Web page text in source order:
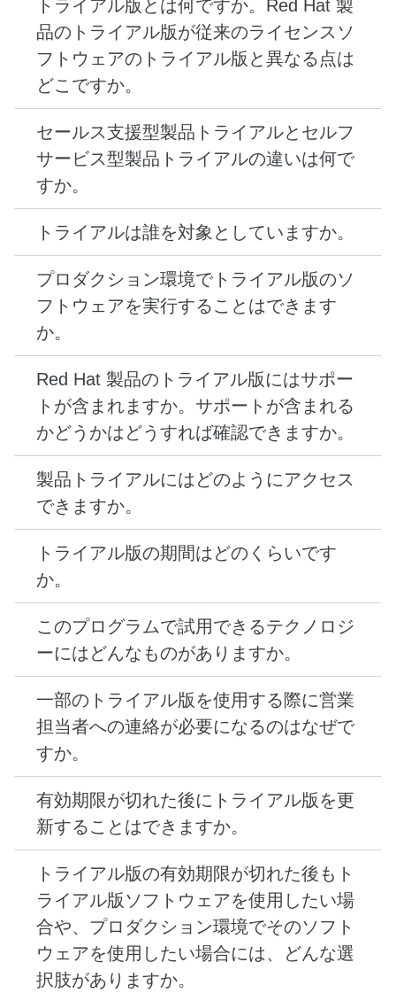
Red Hat® 製品のトライアル版では、Red Hat サブ
スクリプションが提供するすべてのメリットを享受
できます。Red Hat 製品のトライアル版に含まれる
のは、最新のコードへのアクセスだけではありま
せん。ソフトウェアの全バージョンと、パッチや
その他のソフトウェアアップデート、そして受賞
歴のあるRed Hat カスタマーポータルへのアクセ
スがそれぞれ含まれます。
セールス支援型製品トライアルとは、Red Hat の
営業チームが新規または既存のお客様に代わって
リクエストするものです。
セルフサービス型製品トライアルは、お客様が
Red Hat 製品トライアルセンター
します。
製品トライアルについて詳しくは、セールス支援
型、セルフサービス型ともにRed Hat セールスに
お問い合わせください。
どなたでも製品トライアルをご利用いただけます。
ただし、トライアルをご利用いただくためには、
他の製品のサブスクリプション、管理者アクセス、
またはその他の前提条件が必要な場合もあります。
トライアルの具体的な要件についてメインオファ
ーページをご覧いただくか、製品の詳細について
Red Hat セールス担当者にお問い合わせくださ
い。
トライアル版はプロダクション環境向けではあり
ません。プロダクション環境でトライアル版を使
用することは、トライアル版の利用規約に違反し
ます。
製品によって、一定レベルのサポートが含まれる場
合と、セルフサポート (サポート対象外) となる場
合があります。トライアル版のサポートレベルを確
認する方法はいくつかあります。
トライアル版の名前 (60 日間の Ansible
Automation Platform 製品トライアル、セルフ
サポート型など)。これは、トライアル版が開始
されるときに送られるウェルカムメールに記載
されています。
Red Hat カスタマーポータルの
サブスクリプシ
ョンページで確認する。
[My Trials] ページで製品名にカーソルを合わせ
て確認する。
営業またはカスタマーサービスに連絡する。
セルフサポートのトライアル版をご利用の場合
は、製品マニュアルと膨大な Red Hat
ースにアクセスできます。
セールス支援型トライアルや、営業活動の一環と
して提供されるトライアルがある場合、サポート
レベルはさまざまです。
製品トライアルのサブスクリプションが有効にな
ると製品にアクセスできます。最新バージョンをダ
ウンロードすることも、クラウド経由でアクセス
することもあります。トライアルサクセスページ
([トライアルを開始する] をクリックした後に開く
ページで、受信した確認メールからもアクセスでき
ます)、または[My Trials]ページの製品名の横にあ
る [Explore now] リンクをクリックすると製品に
アクセスする手順が表示されます。
ほとんどのトライアル版の期間は 60 日ですが、お
客様のニーズに応じて Red Hat の営業もしくはカ
スタマーサービスが別途設定する場合もあります。
セールス支援型トライアルの期間はそれぞれ異な
ります。トライアル期間を確認するには、[My
Trials] ページ
ほぼすべての Red Hat テクノロジーを試用できま
す。利用可能なトライアル版の一覧は、Red Hat 製
品トライアルセンター
製品が一覧に記載されていない場合は、
のセールスチームに連絡してください。
以下の場合は、営業担当者に連絡する必要があり
ます。
現在ご使用中の製品の試用期間を延長したい場
合。
トライアル版が Web 経由で提供されていない
製品の場合。
バンドル SKU の一部として複数のトライアル
版が必要な場合。
指定された期間で各製品に許可されるトライアル
版の数には上限があります。トライアル版を延長し
たい場合や、他のトライアル版も必要な場合は、
Red Hat 営業チームに連絡 してください。